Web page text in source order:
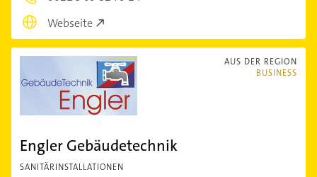
Webseite
AUS DER REGION
BUSINESS
Engler Gebäudetechnik
SANITÄRINSTALLATIONEN